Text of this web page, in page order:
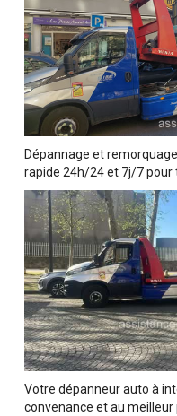
Dépannage et
rapide 24h/24 et 7j/7 pour
Votre dépanneur auto à
convenance et au meilleur